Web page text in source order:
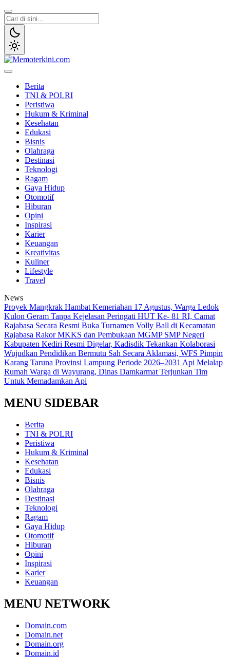
Lewati
ke
konten
Berita
TNI & POLRI
Peristiwa
Hukum & Kriminal
Kesehatan
Edukasi
Bisnis
Olahraga
Destinasi
Teknologi
Ragam
Gaya Hidup
Otomotif
Hiburan
Opini
Inspirasi
Karier
Keuangan
Kreativitas
Kuliner
Lifestyle
Travel
News
‎Proyek Mangkrak Hambat Kemeriahan 17 Agustus, Warga Ledok
Kulon Geram Tanpa Kejelasan Peringati HUT Ke- 81 RI, Camat
Rajabasa Secara Resmi Buka Turnamen Volly Ball di Kecamatan
Rajabasa Rakor MKKS dan Pembukaan MGMP SMP Negeri
Kabupaten Kediri Resmi Digelar, Kadisdik Tekankan Kolaborasi
Wujudkan Pendidikan Bermutu Sah Secara Aklamasi, WFS Pimpin
Karang Taruna Provinsi Lampung Periode 2026–2031 Api Melalap
Rumah Warga di Wayurang, Dinas Damkarmat Terjunkan Tim
Untuk Memadamkan Api
MENU SIDEBAR
Berita
TNI & POLRI
Peristiwa
Hukum & Kriminal
Kesehatan
Edukasi
Bisnis
Olahraga
Destinasi
Teknologi
Ragam
Gaya Hidup
Otomotif
Hiburan
Opini
Inspirasi
Karier
Keuangan
MENU NETWORK
Domain.com
Domain.net
Domain.org
Domain.id